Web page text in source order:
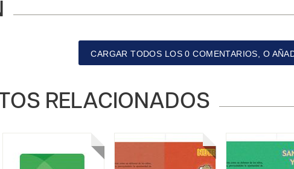
CARGAR TODOS LOS 0 COMENTARIOS, O
RELACIONADOS